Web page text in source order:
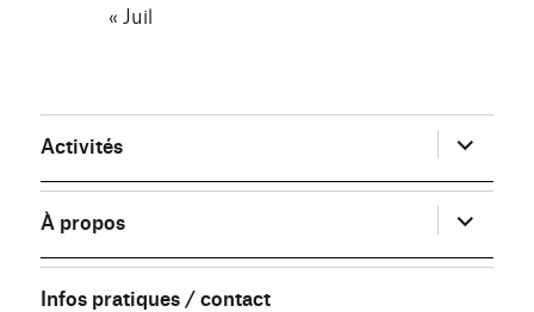
« Juil
Activités ouvrir
le
sous-
menu
À propos
ouvrir
le
sous-
menu
Infos pratiques / contact